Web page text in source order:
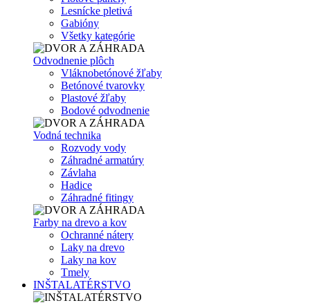
Lesnícke pletivá
Gabióny
Všetky kategórie
Odvodnenie plôch
Vláknobetónové žľaby
Betónové tvarovky
Plastové žľaby
Bodové odvodnenie
Vodná technika
Rozvody vody
Záhradné armatúry
Závlaha
Hadice
Záhradné fitingy
Farby na drevo a kov
Ochranné nátery
Laky na drevo
Laky na kov
Tmely
INŠTALATÉRSTVO